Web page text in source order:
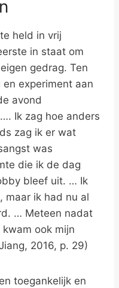
held in vrij
in staat om
gedrag. Ten
experiment aan
avond
Ik zag hoe anders
zag ik er wat
was
die ik de dag
bleef uit. … Ik
maar ik had nu al
… Meteen nadat
ook mijn
2016, p. 29)
toegankelijk en